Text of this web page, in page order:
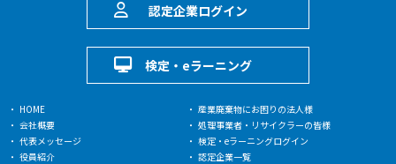
認定企業ログイン
検定・eラーニング
HOME
会社概要
代表メッセージ
役員紹介
産業廃棄物にお困りの法人様
処理事業者・リサイクラーの皆様
検定・eラーニングログイン
認定企業一覧